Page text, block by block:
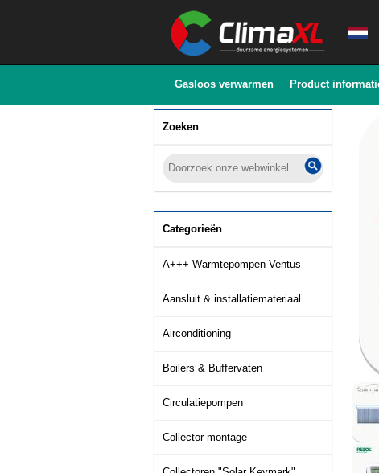
Gasloos verwarmen Product
Zoeken
Categorieën
A+++ Warmtepompen Ventus
Aansluit & installatiemateriaal
Airconditioning
Boilers & Buffervaten
Circulatiepompen
Collector montage